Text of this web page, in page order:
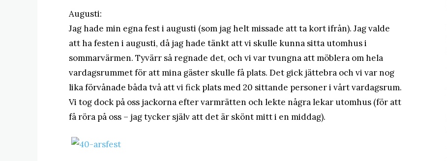
Augusti:
Jag hade min egna fest i augusti (som jag helt missade att ta kort ifrån). Jag valde
att ha festen i augusti, då jag hade tänkt att vi skulle kunna sitta utomhus i
sommarvärmen. Tyvärr så regnade det, och vi var tvungna att möblera om hela
vardagsrummet för att mina gäster skulle få plats. Det gick jättebra och vi var nog
lika förvånade båda två att vi fick plats med 20 sittande personer i vårt vardagsrum.
Vi tog dock på oss jackorna efter varmrätten och lekte några lekar utomhus (för att
få röra på oss – jag tycker själv att det är skönt mitt i en middag).